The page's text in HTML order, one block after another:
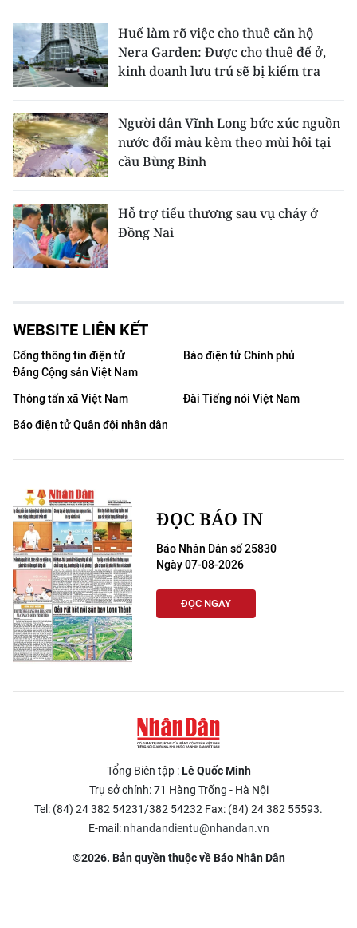
Huế làm rõ việc cho thuê căn hộ
Nera Garden: Được cho thuê để ở,
kinh doanh lưu trú sẽ bị kiểm tra
Người dân Vĩnh Long bức xúc nguồn
nước đổi màu kèm theo mùi hôi tại
cầu Bùng Binh
Hỗ trợ tiểu thương sau vụ cháy ở
Đồng Nai
WEBSITE LIÊN KẾT
Cổng thông tin điện tử
Đảng Cộng sản Việt Nam
Báo điện tử Chính phủ
Thông tấn xã Việt Nam
Đài Tiếng nói Việt Nam
Báo điện tử Quân đội nhân dân
ĐỌC BÁO IN
Báo Nhân Dân số 25830
Ngày 07-08-2026
ĐỌC NGAY
Tổng Biên tập :Lê Quốc Minh
Trụ sở chính: 71 Hàng Trống - Hà Nội
Tel: (84) 24 382 54231/382 54232 Fax: (84) 24 382 55593.
E-mail: nhandandientu@nhandan.vn
©2026. Bản quyền thuộc về Báo Nhân Dân